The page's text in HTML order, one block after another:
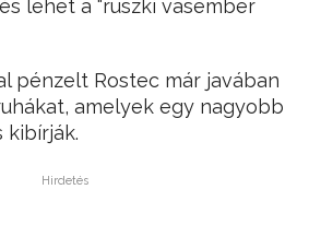
lehet a “ruszki vasember
pénzelt Rostec már javában
amelyek egy nagyobb
kibírják.
Hirdetés